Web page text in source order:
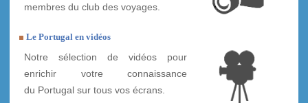
membres du club des voyages.
Le Portugal en vidéos
Notre sélection de vidéos pour
enrichir votre connaissance
du Portugal sur tous vos écrans.